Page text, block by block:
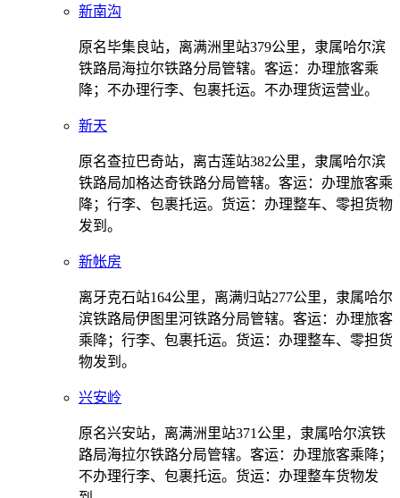
新南沟
原名毕集良站，离满洲里站379公里，隶属哈尔滨
铁路局海拉尔铁路分局管辖。客运：办理旅客乘
降；不办理行李、包裹托运。不办理货运营业。
新天
原名查拉巴奇站，离古莲站382公里，隶属哈尔滨
铁路局加格达奇铁路分局管辖。客运：办理旅客乘
降；行李、包裹托运。货运：办理整车、零担货物
发到。
新帐房
离牙克石站164公里，离满归站277公里，隶属哈尔
滨铁路局伊图里河铁路分局管辖。客运：办理旅客
乘降；行李、包裹托运。货运：办理整车、零担货
物发到。
兴安岭
原名兴安站，离满洲里站371公里，隶属哈尔滨铁
路局海拉尔铁路分局管辖。客运：办理旅客乘降；
不办理行李、包裹托运。货运：办理整车货物发